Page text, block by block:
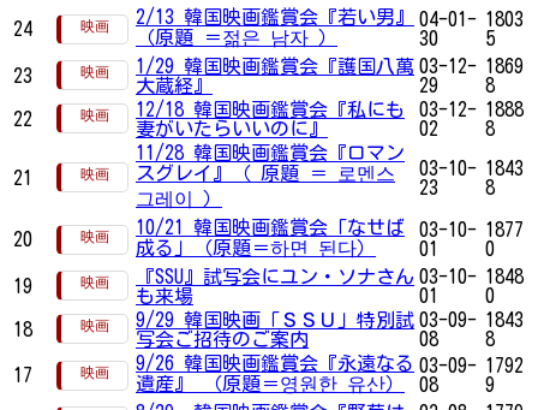
24
2/13 韓国映画鑑賞会『若い男』
（原題 ＝젊은 남자 ）
04-01-
30
1803
5
23
1/29 韓国映画鑑賞会『護国八萬
大蔵経』
03-12-
29
1869
8
22
12/18 韓国映画鑑賞会『私にも
妻がいたらいいのに』
03-12-
02
1888
8
21
11/28 韓国映画鑑賞会『ロマン
スグレイ』（ 原題 ＝ 로멘스
그레이 ）
03-10-
23
1843
8
20
10/21 韓国映画鑑賞会「なせば
成る」（原題＝하면 된다）
03-10-
01
1877
0
19
『SSU』試写会にユン・ソナさん
も来場
03-10-
01
1848
0
18
9/29 韓国映画「ＳＳＵ」特別試
写会ご招待のご案内
03-09-
08
1843
8
17
9/26 韓国映画鑑賞会『永遠なる
遺産』 （原題＝영원한 유산）
03-09-
08
1792
9